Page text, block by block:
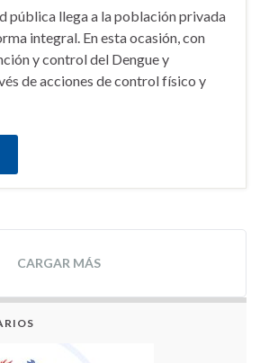
pública llega a la población privada
integral. En esta ocasión, con
y control del Dengue y
de acciones de control físico y
CARGAR MÁS